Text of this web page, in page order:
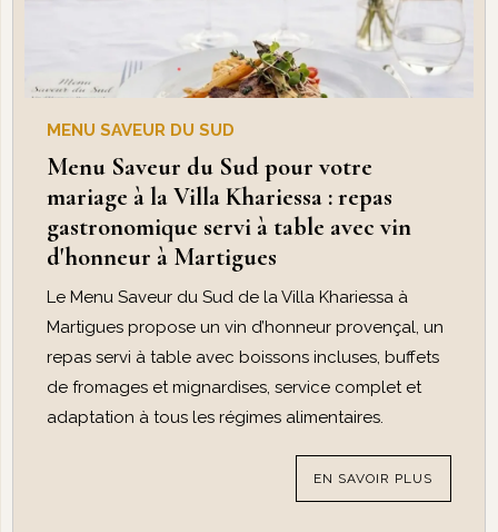
MENU SAVEUR DU SUD
Menu Saveur du Sud pour votre
mariage à la Villa Khariessa : repas
gastronomique servi à table avec vin
d'honneur à Martigues
Le Menu Saveur du Sud de la Villa Khariessa à
Martigues propose un vin d’honneur provençal, un
repas servi à table avec boissons incluses, buffets
de fromages et mignardises, service complet et
adaptation à tous les régimes alimentaires.
EN SAVOIR PLUS